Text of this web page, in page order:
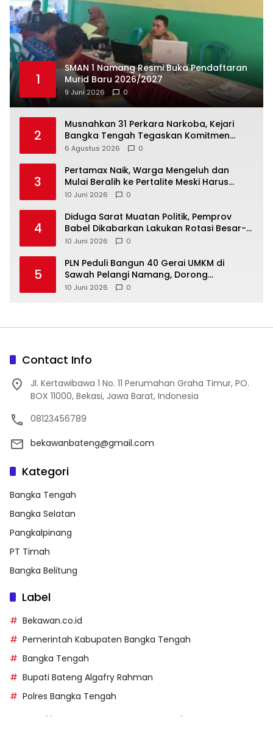
1
SMAN 1 Namang Resmi Buka Pendaftaran
Murid Baru 2026/2027
9 Juni 2026 0
2
Musnahkan 31 Perkara Narkoba, Kejari
Bangka Tengah Tegaskan Komitmen
Berantas Kejahatan Hingga Tuntas
6 Agustus 2026 0
3
‎Pertamax Naik, Warga Mengeluh dan
Mulai Beralih ke Pertalite Meski Harus
10 Juni 2026 0
4
‎Diduga Sarat Muatan Politik, Pemprov
Babel Dikabarkan Lakukan Rotasi Besar-
10 Juni 2026 0
5
‎PLN Peduli Bangun 40 Gerai UMKM di
Sawah Pelangi Namang, Dorong
10 Juni 2026 0
Contact Info
Jl. Kertawibawa 1 No. 11 Perumahan Graha Timur, PO.
BOX 11000, Bekasi, Jawa Barat, Indonesia
08123456789
bekawanbateng@gmail.com
Kategori
Bangka Tengah
Bangka Selatan
Pangkalpinang
PT Timah
Bangka Belitung
Label
Bekawan.co.id
Pemerintah Kabupaten Bangka Tengah
Bangka Tengah
Bupati Bateng Algafry Rahman
Polres Bangka Tengah